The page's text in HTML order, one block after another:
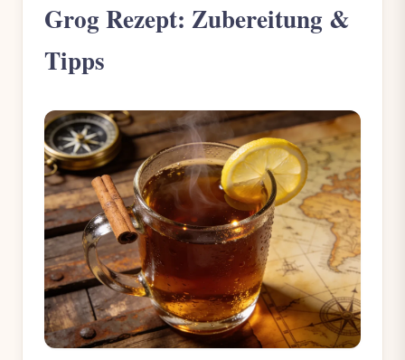
Grog Rezept: Zubereitung &
Tipps